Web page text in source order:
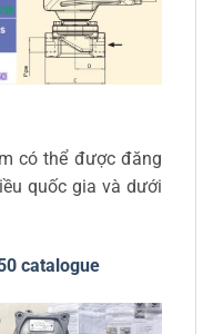
có thể được đăng
quốc gia và dưới
catalogue